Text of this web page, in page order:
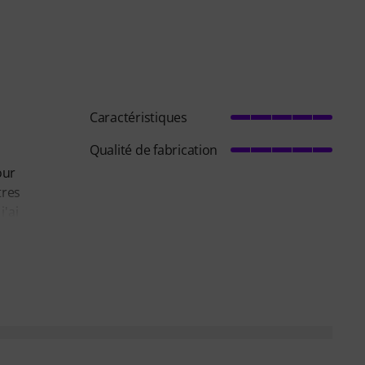
Caractéristiques
Qualité de fabrication